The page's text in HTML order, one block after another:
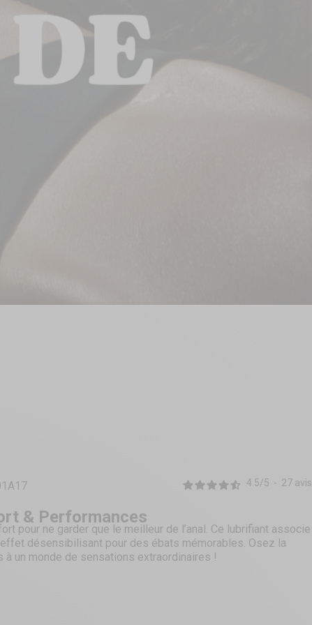
4.5/5 - 27 avis
& Performances
pour ne garder que le meilleur de l’anal. Ce lubrifiant associe
désensibilisant pour des ébats mémorables. Osez la
un monde de sensations extraordinaires !